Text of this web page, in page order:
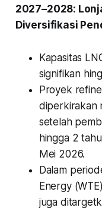
2027–2028:
Diversifikasi
Kapasitas
signifikan
Proyek
diperkirakan
setelah
hingga 2
Mei 2026.
Dalam
Energy
juga